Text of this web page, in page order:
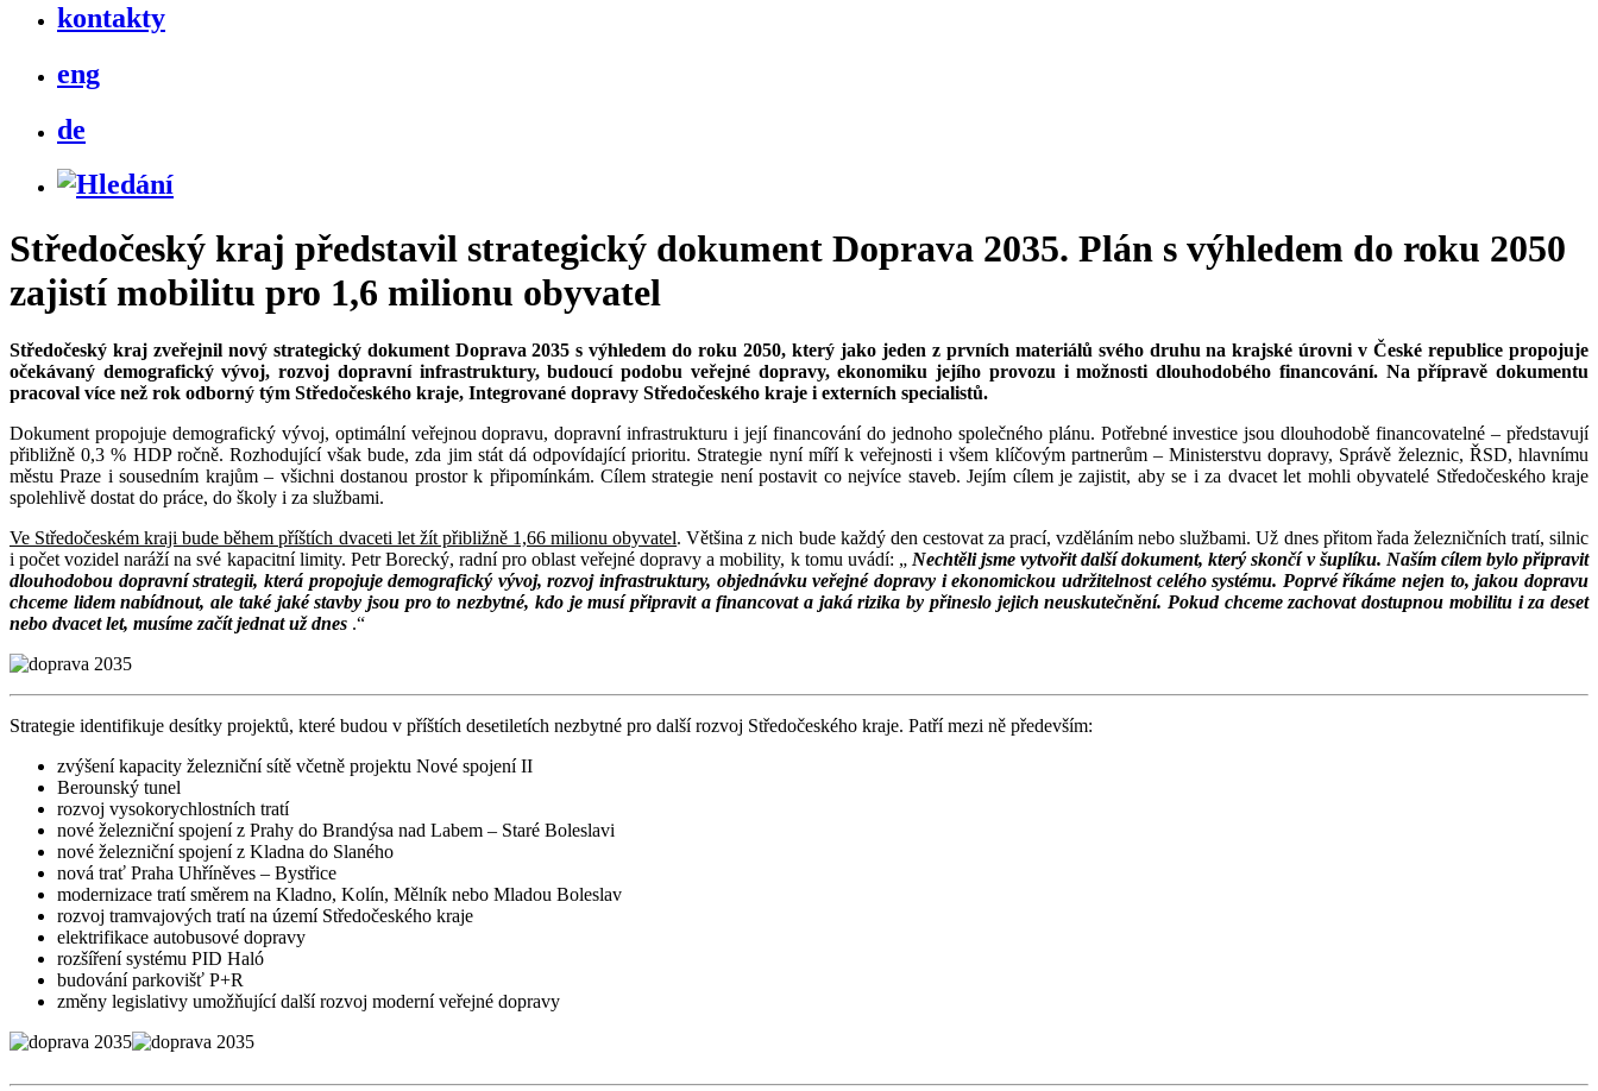
kontakty
eng
de
Středočeský kraj představil strategický dokument Doprava 2035. Plán s výhledem do roku 2050
zajistí mobilitu pro 1,6 milionu obyvatel
Středočeský kraj zveřejnil nový strategický dokument Doprava 2035 s výhledem do roku 2050, který jako jeden z prvních materiálů svého druhu na krajské úrovni v České republice propojuje
očekávaný demografický vývoj, rozvoj dopravní infrastruktury, budoucí podobu veřejné dopravy, ekonomiku jejího provozu i možnosti dlouhodobého financování. Na přípravě dokumentu
pracoval více než rok odborný tým Středočeského kraje, Integrované dopravy Středočeského kraje i externích specialistů.
Dokument propojuje demografický vývoj, optimální veřejnou dopravu, dopravní infrastrukturu i její financování do jednoho společného plánu. Potřebné investice jsou dlouhodobě financovatelné – představují
přibližně 0,3 % HDP ročně. Rozhodující však bude, zda jim stát dá odpovídající prioritu. Strategie nyní míří k veřejnosti i všem klíčovým partnerům – Ministerstvu dopravy, Správě železnic, ŘSD, hlavnímu
městu Praze i sousedním krajům – všichni dostanou prostor k připomínkám. Cílem strategie není postavit co nejvíce staveb. Jejím cílem je zajistit, aby se i za dvacet let mohli obyvatelé Středočeského kraje
spolehlivě dostat do práce, do školy i za službami.
Ve Středočeském kraji bude během příštích dvaceti let žít přibližně 1,66 milionu obyvatel. Většina z nich bude každý den cestovat za prací, vzděláním nebo službami. Už dnes přitom řada železničních tratí, silnic
i počet vozidel naráží na své kapacitní limity. Petr Borecký, radní pro oblast veřejné dopravy a mobility, k tomu uvádí: „ Nechtěli jsme vytvořit další dokument, který skončí v šuplíku. Naším cílem bylo připravit
dlouhodobou dopravní strategii, která propojuje demografický vývoj, rozvoj infrastruktury, objednávku veřejné dopravy i ekonomickou udržitelnost celého systému. Poprvé říkáme nejen to, jakou dopravu
chceme lidem nabídnout, ale také jaké stavby jsou pro to nezbytné, kdo je musí připravit a financovat a jaká rizika by přineslo jejich neuskutečnění. Pokud chceme zachovat dostupnou mobilitu i za deset
nebo dvacet let, musíme začít jednat už dnes .“
Strategie identifikuje desítky projektů, které budou v příštích desetiletích nezbytné pro další rozvoj Středočeského kraje. Patří mezi ně především:
zvýšení kapacity železniční sítě včetně projektu Nové spojení II
Berounský tunel
rozvoj vysokorychlostních tratí
nové železniční spojení z Prahy do Brandýsa nad Labem – Staré Boleslavi
nové železniční spojení z Kladna do Slaného
nová trať Praha Uhříněves – Bystřice
modernizace tratí směrem na Kladno, Kolín, Mělník nebo Mladou Boleslav
rozvoj tramvajových tratí na území Středočeského kraje
elektrifikace autobusové dopravy
rozšíření systému PID Haló
budování parkovišť P+R
změny legislativy umožňující další rozvoj moderní veřejné dopravy